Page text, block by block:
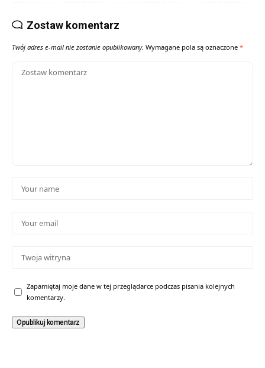
Zostaw komentarz
Twój adres e-mail nie zostanie opublikowany. Wymagane pola są oznaczone *
Zapamiętaj moje dane w tej przeglądarce podczas pisania kolejnych
komentarzy.